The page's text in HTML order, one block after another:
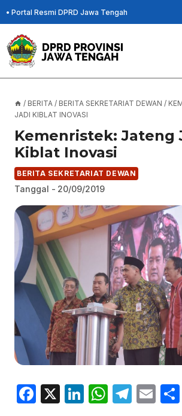
Skip
to
content
• Portal Resmi DPRD Jawa Tengah
/ BERITA / BERITA SEKRETARIAT DEWAN /
JADI KIBLAT INOVASI
Kemenristek: Jateng
Kiblat Inovasi
BERITA SEKRETARIAT DEWAN
Tanggal - 20/09/2019
F
X
Li W T
E